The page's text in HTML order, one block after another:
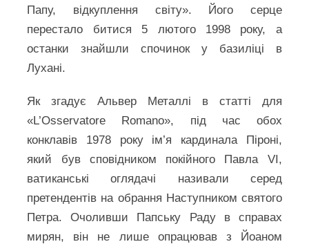
Папу, відкуплення світу». Його серце
перестало битися 5 лютого 1998 року, а
останки знайшли спочинок у базиліці в
Лухані.
Як згадує Альвер Металлі в статті для
«L’Osservatore Romano», під час обох
конклавів 1978 року ім’я кардинала Піроні,
який був сповідником покійного Павла VI,
ватиканські оглядачі називали серед
претендентів на обрання Наступником святого
Петра. Очоливши Папську Раду в справах
мирян, він не лише опрацював з Йоаном